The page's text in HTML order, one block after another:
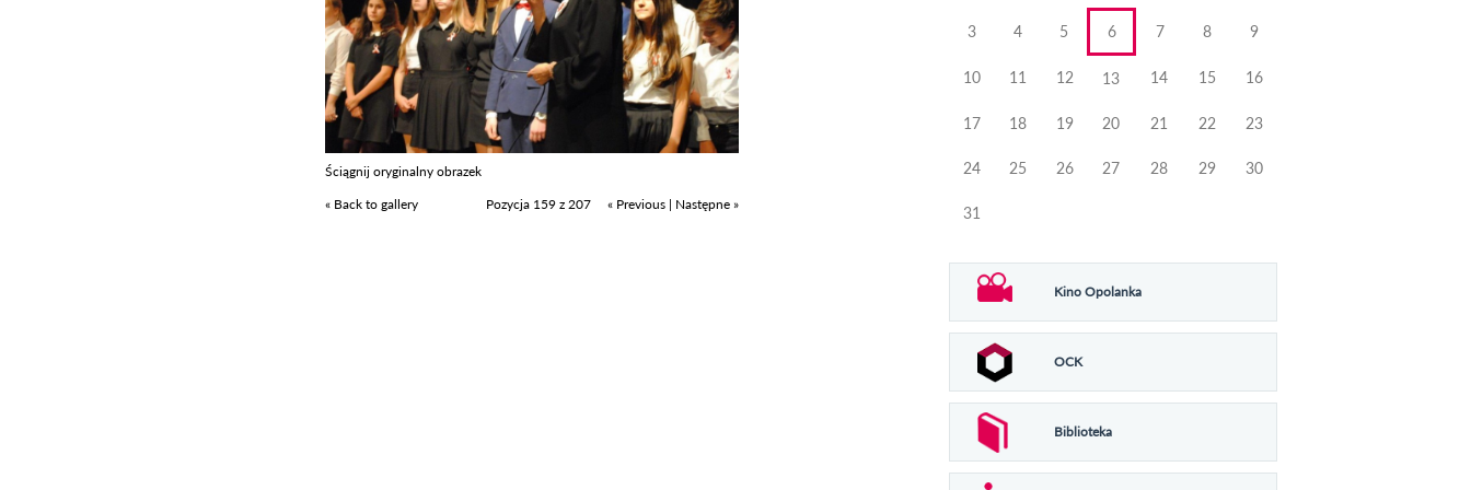
Ściągnij oryginalny obrazek
« Back to gallery
Pozycja 159 z 207 « Previous | Następne »
3 4 5 6 7 8 9
10 11 12 13 14 15 16
17 18 19 20 21 22 23
24 25 26 27 28 29 30
31
Kino Opolanka
OCK
Biblioteka